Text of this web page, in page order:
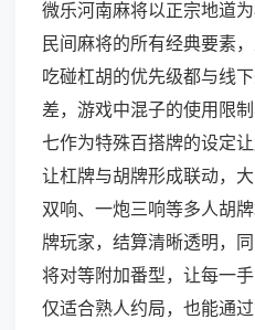
微乐河南麻将以正宗地道
民间麻将的所有经典要素
吃碰杠胡的优先级都与线
差，游戏中混子的使用限
七作为特殊百搭牌的设定
让杠牌与胡牌形成联动，
双响、一炮三响等多人胡
牌玩家，结算清晰透明，
将对等附加番型，让每一
仅适合熟人约局，也能通